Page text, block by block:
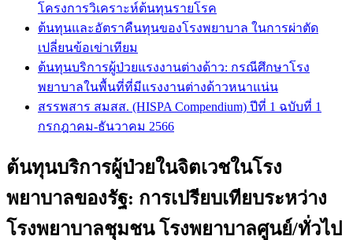
โครงการวิเคราะห์ต้นทุนรายโรค
ต้นทุนและอัตราคืนทุนของโรงพยาบาล ในการผ่าตัด
เปลี่ยนข้อเข่าเทียม
ต้นทุนบริการผู้ป่วยแรงงานต่างด้าว: กรณีศึกษาโรง
พยาบาลในพื้นที่ที่มีแรงงานต่างด้าวหนาแน่น
สรรพสาร สมสส. (HISPA Compendium) ปีที่ 1 ฉบับที่ 1
กรกฎาคม-ธันวาคม 2566
ต้นทุนบริการผู้ป่วยในจิตเวชในโรง
พยาบาลของรัฐ: การเปรียบเทียบระหว่าง
โรงพยาบาลชุมชน โรงพยาบาลศูนย์/ทั่วไป